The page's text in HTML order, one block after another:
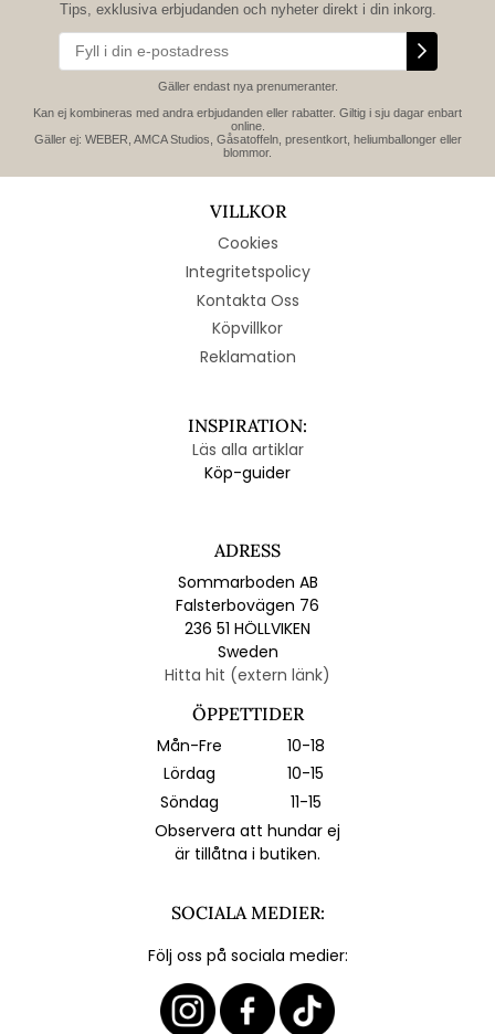
Tips, exklusiva erbjudanden och nyheter direkt i din inkorg.
Gäller endast nya prenumeranter.
Kan ej kombineras med andra erbjudanden eller rabatter. Giltig i sju dagar enbart
online.
Gäller ej: WEBER, AMCA Studios, Gåsatoffeln, presentkort, heliumballonger eller
blommor.
VILLKOR
Cookies
Integritetspolicy
Kontakta Oss
Köpvillkor
Reklamation
INSPIRATION:
Läs alla artiklar
Köp-guider
ADRESS
Sommarboden AB
Falsterbovägen 76
236 51 HÖLLVIKEN
Sweden
Hitta hit (extern länk)
ÖPPETTIDER
Mån-Fre
10-18
Lördag
10-15
Söndag
11-15
Observera att hundar ej
är tillåtna i butiken.
SOCIALA MEDIER:
Följ oss på sociala medier: